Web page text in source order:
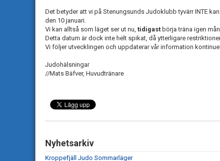
Det betyder att vi på Stenungsunds Judoklubb tyvärr INTE
den 10 januari.
Vi kan alltså som läget ser ut nu, tidigast börja träna igen
Detta datum är dock inte helt spikat, då ytterligare
Vi följer utvecklingen och uppdaterar vår information
Judohälsningar
//Mats Bäfver, Huvudtränare
Nyhetsarkiv
Kroppefjäll Judo Sommarläger